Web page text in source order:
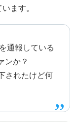
ます。
通報している
ンか？
されたけど何